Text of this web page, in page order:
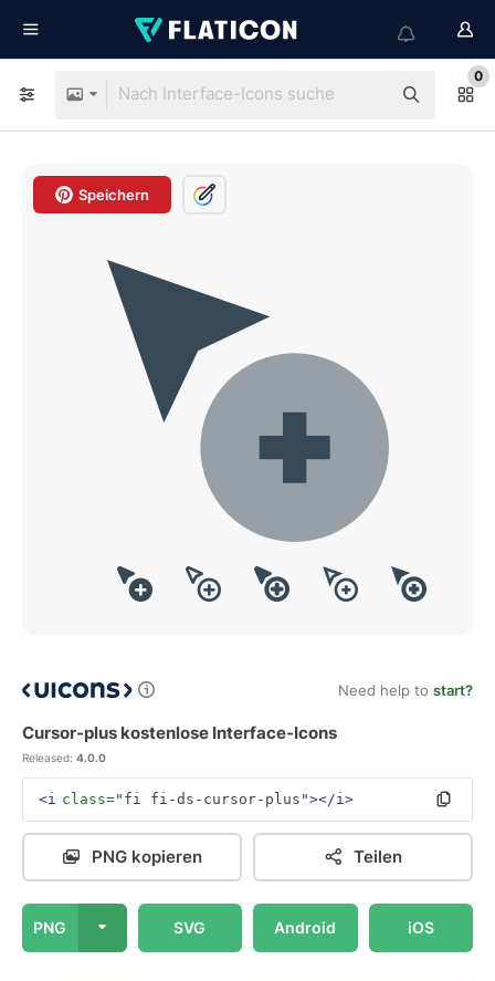
0
Speichern
Need help to start?
Cursor-plus kostenlose Interface-Icons
Released: 4.0.0
<i class="fi fi-ds-cursor-plus"></i>
PNG kopieren Teilen
PNG SVG Android iOS